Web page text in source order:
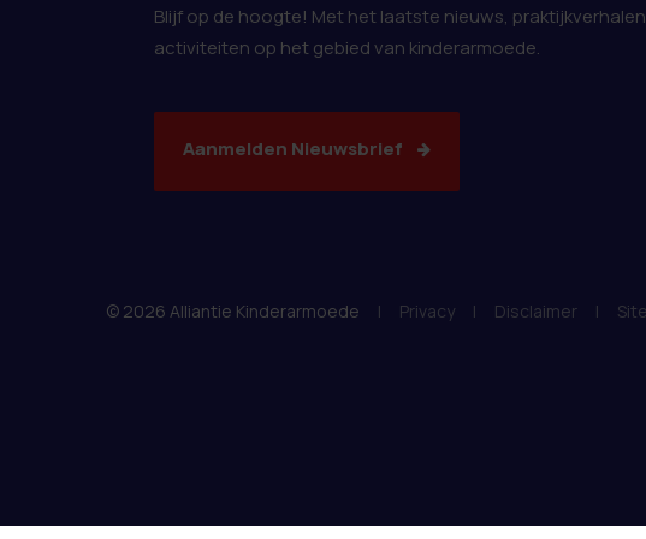
Blijf op de hoogte! Met het laatste nieuws,
activiteiten op het gebied van kinderarmoede.
Aanmelden Nieuwsbrief
© 2026 Alliantie Kinderarmoede | Privacy | Disclaimer |